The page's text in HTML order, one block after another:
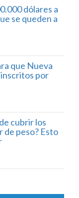
dólares a
se queden a
que Nueva
por
cubrir los
de peso? Esto